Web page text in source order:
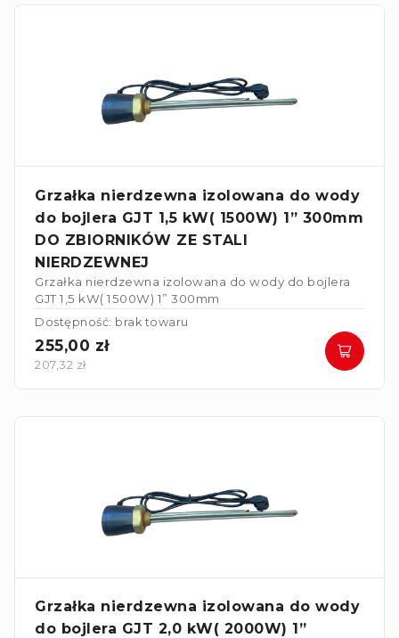
Grzałka nierdzewna izolowana do wody
do bojlera GJT 1,5 kW( 1500W) 1” 300mm
DO ZBIORNIKÓW ZE STALI
NIERDZEWNEJ
Grzałka nierdzewna izolowana do wody do bojlera
GJT 1,5 kW( 1500W) 1” 300mm
Dostępność: brak towaru
255,00 zł
207,32 zł
Grzałka nierdzewna izolowana do wody
do bojlera GJT 2,0 kW( 2000W) 1”